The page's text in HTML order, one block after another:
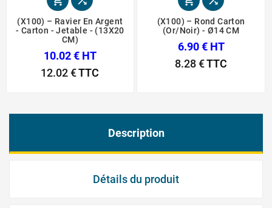
(X100) – Ravier En Argent
- Carton - Jetable - (13X20
CM)
10.02 € HT
12.02 €TTC
(X100) – Rond Carton
(Or/Noir) - Ø14 CM
6.90 € HT
8.28 €TTC
Description
Détails du produit